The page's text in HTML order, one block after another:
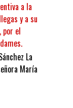
a la
y a su
por el
La
María